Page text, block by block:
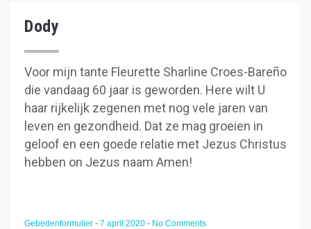
Dody
Voor mijn tante Fleurette Sharline Croes-Bareño
die vandaag 60 jaar is geworden. Here wilt U
haar rijkelijk zegenen met nog vele jaren van
leven en gezondheid. Dat ze mag groeien in
geloof en een goede relatie met Jezus Christus
hebben on Jezus naam Amen!
Gebedenformulier - 7 april 2020 - No Comments